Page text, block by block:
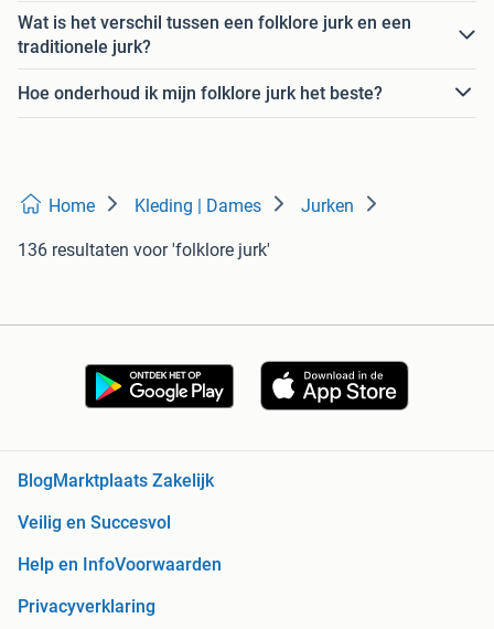
Wat is het verschil tussen een folklore jurk en een
traditionele jurk?
Hoe onderhoud ik mijn folklore jurk het beste?
Home Kleding | Dames Jurken
136 resultaten voor 'folklore jurk'
Blog Marktplaats Zakelijk
Veilig en Succesvol
Help en InfoVoorwaarden
Privacyverklaring